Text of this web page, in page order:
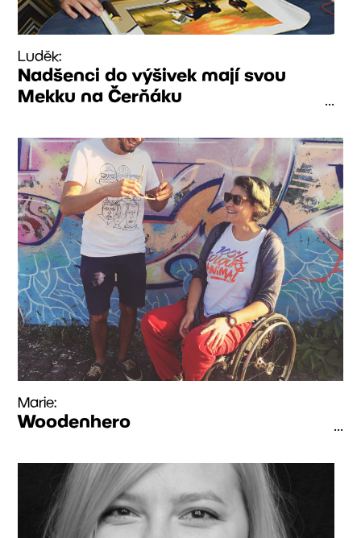
Luděk:
Nadšenci do výšivek mají svou
Mekku na Čerňáku
...
Marie:
Woodenhero ...